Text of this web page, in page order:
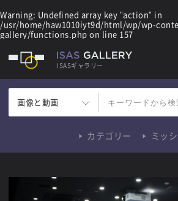
Warning: Undefined array key "action" in
/usr/home/haw1010iyt9d/html/wp/wp-
gallery/functions.php on line 157
ISASギャラリー
画像と動画
カテゴリー ミッ